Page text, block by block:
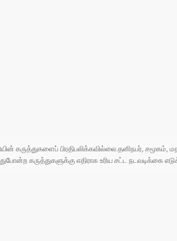
கருத்துகளைப் பிரதிபலிக்கவில்லை.தனிநபர்,
கருத்துகளுக்கு எதிராக உரிய சட்ட நடவடிக்கை